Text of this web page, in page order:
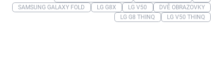
SAMSUNG GALAXY FOLD
LG G8X LG V50
DVĚ OBRAZOVKY
LG G8 THINQ
LG V50 THINQ